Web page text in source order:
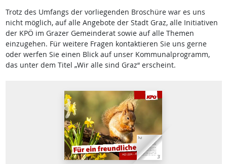
Trotz des Umfangs der vorliegenden Broschüre war es uns
nicht möglich, auf alle Angebote der Stadt Graz, alle Initiativen
der KPÖ im Grazer Gemeinderat sowie auf alle Themen
einzugehen. Für weitere Fragen kontaktieren Sie uns gerne
oder werfen Sie einen Blick auf unser Kommunalprogramm,
das unter dem Titel „Wir alle sind Graz“ erscheint.